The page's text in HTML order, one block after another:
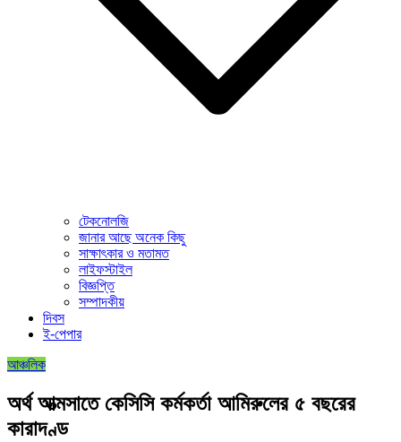
টেকনোলজি
জানার আছে অনেক কিছু
সাক্ষাৎকার ও মতামত
লাইফস্টাইল
বিজ্ঞপ্তি
সম্পাদকীয়
দিবস
ই-পেপার
আঞ্চলিক
অর্থ আত্মসাতে কেসিসি কর্মকর্তা আমিরুলের ৫ বছরের
কারাদণ্ড